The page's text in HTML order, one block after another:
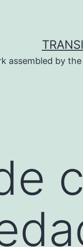
assembled by